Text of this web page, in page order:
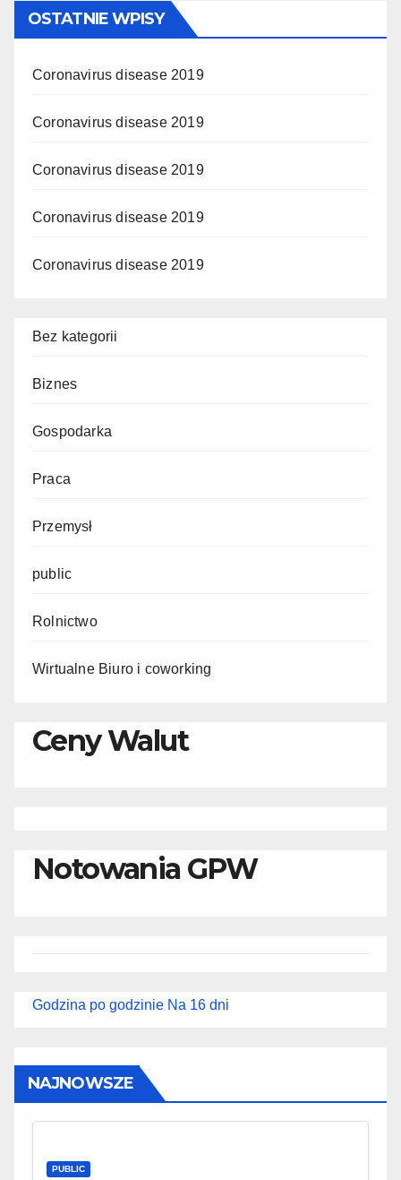
OSTATNIE WPISY
Coronavirus disease 2019
Coronavirus disease 2019
Coronavirus disease 2019
Coronavirus disease 2019
Coronavirus disease 2019
Bez kategorii
Biznes
Gospodarka
Praca
Przemysł
public
Rolnictwo
Wirtualne Biuro i coworking
Ceny Walut
Notowania GPW
Godzina po godzinie Na 16 dni
NAJNOWSZE
PUBLIC